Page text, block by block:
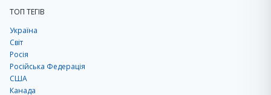
ТОП ТЕГІВ
Україна
Світ
Росія
Російська Федерація
США
Канада